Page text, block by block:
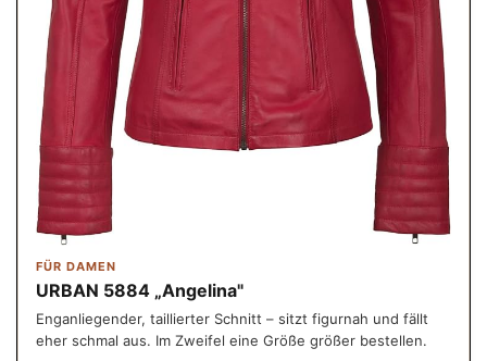
FÜR DAMEN
URBAN 5884 „Angelina"
Enganliegender, taillierter Schnitt – sitzt figurnah und fällt
eher schmal aus. Im Zweifel eine Größe größer bestellen.